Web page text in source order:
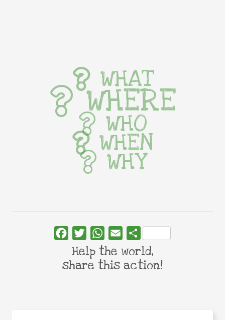
WHAT
WHERE
WHO
WHEN
WHY
FacebookTwitterWhatsApp
Email Share
Help the world,
share this action!